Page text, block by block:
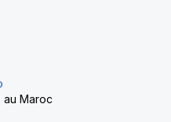
au Maroc